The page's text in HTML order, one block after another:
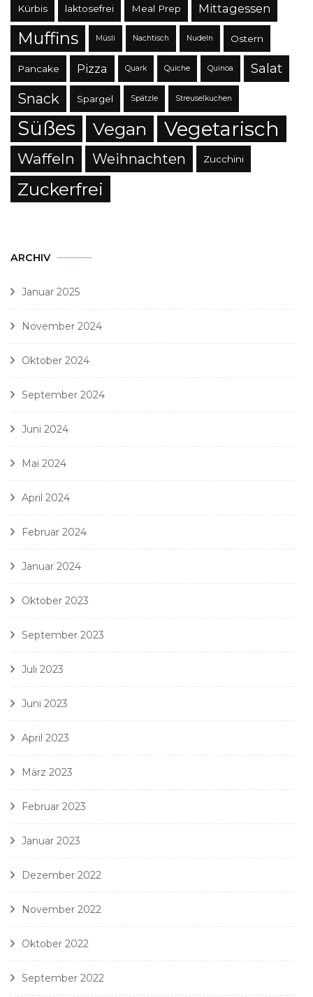
Kürbis laktosefrei Meal Prep Mittagessen
Muffins Müsli Nachtisch Nudeln Ostern
Pancake Pizza Quark Quiche Quinoa Salat
Snack Spargel Spätzle Streuselkuchen
Süßes Vegan Vegetarisch
Waffeln Weihnachten Zucchini
Zuckerfrei
ARCHIV
Januar 2025
November 2024
Oktober 2024
September 2024
Juni 2024
Mai 2024
April 2024
Februar 2024
Januar 2024
Oktober 2023
September 2023
Juli 2023
Juni 2023
April 2023
März 2023
Februar 2023
Januar 2023
Dezember 2022
November 2022
Oktober 2022
September 2022